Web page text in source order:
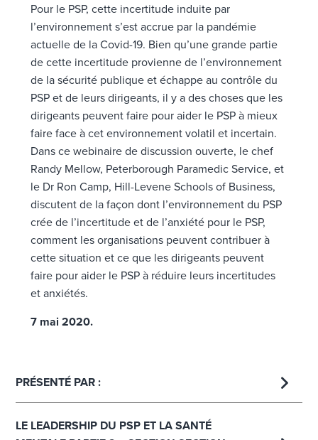
Pour le PSP, cette incertitude induite par
l’environnement s’est accrue par la pandémie
actuelle de la Covid-19. Bien qu’une grande partie
de cette incertitude provienne de l’environnement
de la sécurité publique et échappe au contrôle du
PSP et de leurs dirigeants, il y a des choses que les
dirigeants peuvent faire pour aider le PSP à mieux
faire face à cet environnement volatil et incertain.
Dans ce webinaire de discussion ouverte, le chef
Randy Mellow, Peterborough Paramedic Service, et
le Dr Ron Camp, Hill-Levene Schools of Business,
discutent de la façon dont l’environnement du PSP
crée de l’incertitude et de l’anxiété pour le PSP,
comment les organisations peuvent contribuer à
cette situation et ce que les dirigeants peuvent
faire pour aider le PSP à réduire leurs incertitudes
et anxiétés.
7 mai 2020.
PRÉSENTÉ PAR :
LE LEADERSHIP DU PSP ET LA SANTÉ